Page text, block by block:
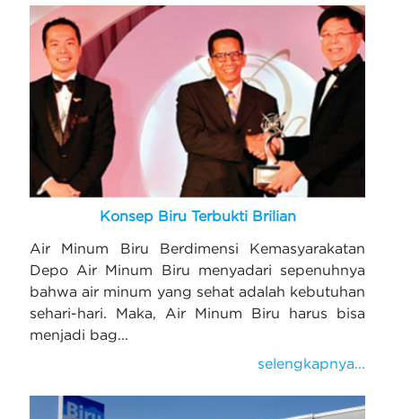
Konsep Biru Terbukti Brilian
Air Minum Biru Berdimensi Kemasyarakatan
Depo Air Minum Biru menyadari sepenuhnya
bahwa air minum yang sehat adalah kebutuhan
sehari-hari. Maka, Air Minum Biru harus bisa
menjadi bag...
selengkapnya...